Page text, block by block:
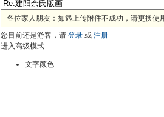
各位家人朋友：如遇上传附件不成功，请更换使
您目前还是游客，请 登录 或 注册
进入高级模式
文字颜色